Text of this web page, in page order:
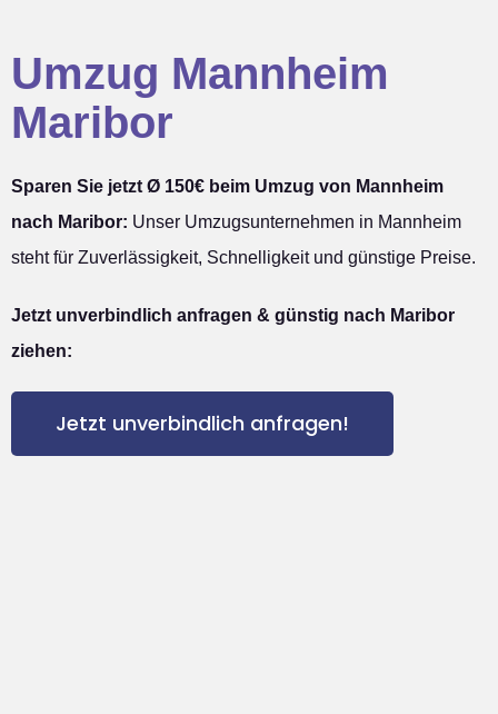
Umzug Mannheim
Maribor
Sparen Sie jetzt Ø 150€ beim Umzug von Mannheim
nach Maribor: Unser Umzugsunternehmen in Mannheim
steht für Zuverlässigkeit, Schnelligkeit und günstige Preise.
Jetzt unverbindlich anfragen & günstig nach Maribor
ziehen:
Jetzt unverbindlich anfragen!